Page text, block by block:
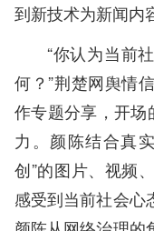
到新技术为新闻内
“你认为当前
何？”荆楚网舆情
作专题分享，开场
力。颜陈结合真
创”的图片、视频
感受到当前社会心